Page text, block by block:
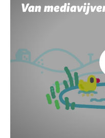
Van